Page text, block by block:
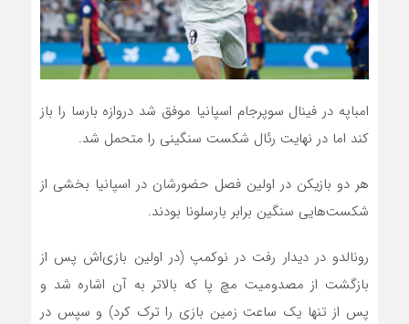
امباپه در فینال سوپرجام اسپانیا موفق شد دروازه بارسا را باز
کند اما در نهایت رئال شکست سنگینی را متحمل شد.
هر دو بازیکن در اولین فصل حضورشان در اسپانیا بخشی از
شکست‌هایی سنگین برابر بارسلونا بودند.
رونالدو در دیدار رفت در نوکمپ (در اولین بازی‌اش پس از
بازگشت از مصدومیت مچ پا که بالاتر به آن اشاره شد و
پس از تنها یک ساعت زمین بازی را ترک کرد) و سپس در